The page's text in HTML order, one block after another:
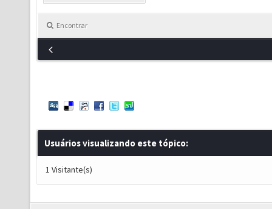
Encontrar
Usuários visualizando este tópico:
1 Visitante(s)